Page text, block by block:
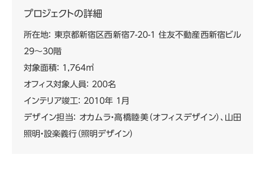
プロジェクトの詳細
所在地： 東京都新宿区西新宿7-20-1 住友不動産西新宿ビル
29～30階
対象面積： 1,764㎡
オフィス対象人員： 200名
インテリア竣工： 2010年 1月
デザイン担当： オカムラ・高橋睦美（オフィスデザイン）、山田
照明・設楽義行（照明デザイン）